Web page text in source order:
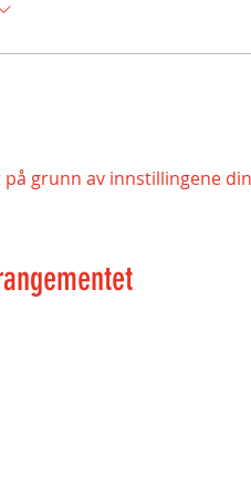
grunn av innstillingene